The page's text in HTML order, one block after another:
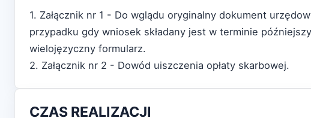
1. Załącznik nr 1 - Do wglądu oryginalny dokument
przypadku gdy wniosek składany jest w terminie
wielojęzyczny formularz.
2. Załącznik nr 2 - Dowód uiszczenia opłaty skarbowej.
CZAS REALIZACJI